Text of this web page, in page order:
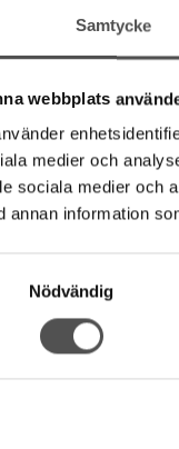
Samtycke
webbplats
medier och
sociala medier och
annan information
Nödvändig
ben då dessa
den andra.
och har en
ska användas.